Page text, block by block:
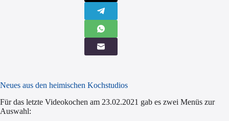
Neues aus den heimischen Kochstudios
Für das letzte Videokochen am 23.02.2021 gab es zwei Menüs zur
Auswahl: